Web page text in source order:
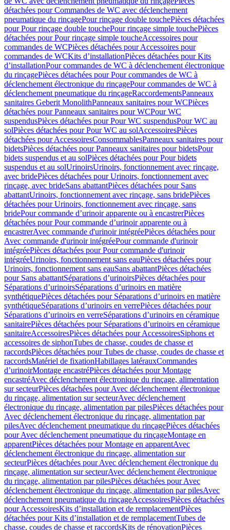
détachées pour Commandes de WC avec déclenchement
pneumatique du rinçagePour rinçage double touchePièces détachées
pour Pour rinçage double touchePour rinçage simple touchePièces
détachées pour Pour rinçage simple toucheAccessoires pour
commandes de WCPièces détachées pour Accessoires pour
commandes de WCKits d’installationPièces détachées pour Kits
d’installationPour commandes de WC à déclenchement électronique
du rinçagePièces détachées pour Pour commandes de WC à
déclenchement électronique du rinçagePour commandes de WC à
déclenchement pneumatique du rinçageRaccordementsPanneaux
sanitaires Geberit MonolithPanneaux sanitaires pour WCPièces
détachées pour Panneaux sanitaires pour WCPour WC
suspendusPièces détachées pour Pour WC suspendusPour WC au
solPièces détachées pour Pour WC au solAccessoiresPièces
détachées pour AccessoiresConsommablesPanneaux sanitaires pour
bidetsPièces détachées pour Panneaux sanitaires pour bidetsPour
bidets suspendus et au solPièces détachées pour Pour bidets
suspendus et au solUrinoirsUrinoirs, fonctionnement avec rinçage,
avec bridePièces détachées pour Urinoirs, fonctionnement avec
rinçage, avec brideSans abattantPièces détachées pour Sans
abattantUrinoirs, fonctionnement avec rinçage, sans bridePièces
détachées pour Urinoirs, fonctionnement avec rinçage, sans
bridePour commande d’urinoir apparente ou à encastrerPièces
détachées pour Pour commande d’urinoir apparente ou à
encastrerAvec commande d'urinoir intégréePièces détachées pour
Avec commande d'urinoir intégréePour commande d'urinoir
intégréePièces détachées pour Pour commande d'urinoir
intégréeUrinoirs, fonctionnement sans eauPièces détachées pour
Urinoirs, fonctionnement sans eauSans abattantPièces détachées
pour Sans abattantSéparations d’urinoirsPièces détachées pour
Séparations d’urinoirsSéparations d’urinoirs en matière
synthétiquePièces détachées pour Séparations d’urinoirs en matière
synthétiqueSéparations d’urinoirs en verrePièces détachées pour
Séparations d’urinoirs en verreSéparations d’urinoirs en céramique
sanitairePièces détachées pour Séparations d’urinoirs en céramique
sanitaireAccessoiresPièces détachées pour AccessoiresSiphons et
accessoires de siphonTubes de chasse, coudes de chasse et
raccordsPièces détachées pour Tubes de chasse, coudes de chasse et
raccordsMatériel de fixationHabillages latérauxCommandes
dʼurinoirMontage encastréPièces détachées pour Montage
encastréAvec déclenchement électronique du rinçage, alimentation
sur secteurPièces détachées pour Avec déclenchement électronique
du rinçage, alimentation sur secteurAvec déclenchement
électronique du rinçage, alimentation par pilesPièces détachées pour
Avec déclenchement électronique du rinçage, alimentation par
pilesAvec déclenchement pneumatique du rinçagePièces détachées
pour Avec déclenchement pneumatique du rinçageMontage en
apparentPièces détachées pour Montage en apparentAvec
déclenchement électronique du rinçage, alimentation sur
secteurPièces détachées pour Avec déclenchement électronique du
rinçage, alimentation sur secteurAvec déclenchement électronique
du rinçage, alimentation par pilesPièces détachées pour Avec
déclenchement électronique du rinçage, alimentation par pilesAvec
déclenchement pneumatique du rinçageAccessoiresPièces détachées
pour AccessoiresKits d’installation et de remplacementPièces
détachées pour Kits d’installation et de remplacementTubes de
chasse, coudes de chasse et raccordsKits de rénovationPièces